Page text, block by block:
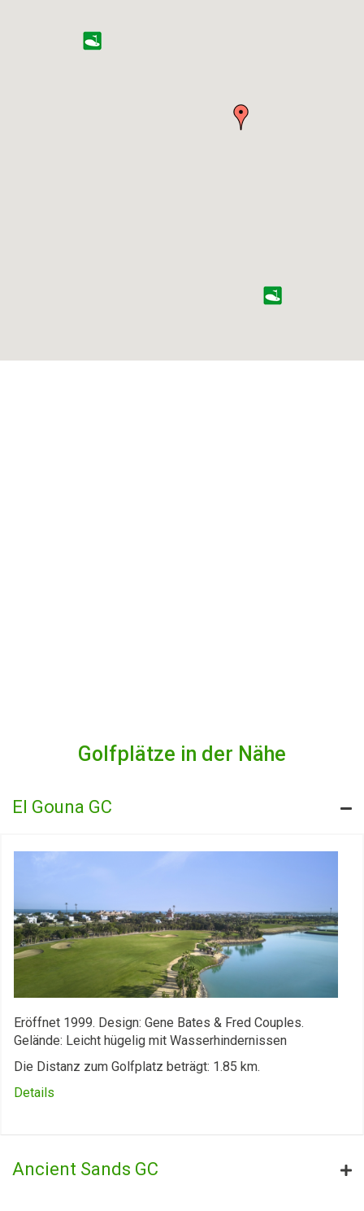
Golfplätze in der Nähe
El Gouna GC
Eröffnet 1999. Design: Gene Bates & Fred Couples.
Gelände: Leicht hügelig mit Wasserhindernissen
Die Distanz zum Golfplatz beträgt: 1.85 km.
Details
Ancient Sands GC